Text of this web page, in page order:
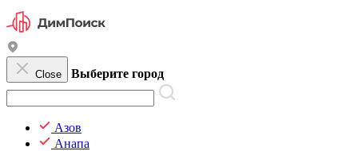
Close Выберите город
Азов
Анапа